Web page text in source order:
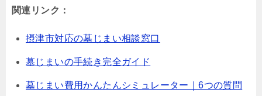
関連リンク：
摂津市対応の墓じまい相談窓口
墓じまいの手続き完全ガイド
墓じまい費用かんたんシミュレーター｜6つの質問